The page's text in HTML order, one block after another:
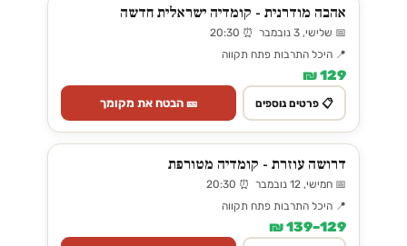
אהבה מודרנית - קומדיה ישראלית חדשה
📅 שלישי, 3 נובמבר ⏰ 20:30
📍 היכל התרבות פתח תקווה
129 ₪
📋 פרטים נוספים 🎫 הבטח את מקומך
דרושה עוזרת - קומדיה מטורפת
📅 חמישי, 12 נובמבר ⏰ 20:30
📍 היכל התרבות פתח תקווה
129–139 ₪